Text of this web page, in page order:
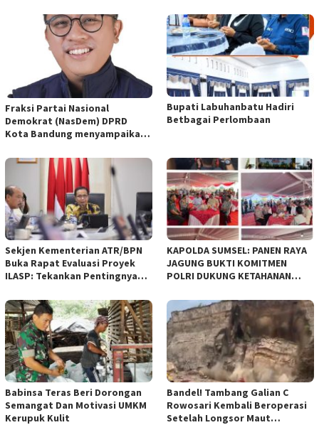
Fraksi Partai Nasional
Demokrat (NasDem) DPRD
Kota Bandung menyampaikan
empat Rancangan Peraturan
Daerah (Raperda) yang
diajukan Pemerintah Kota
Bandung
Bupati Labuhanbatu Hadiri
Betbagai Perlombaan
Sekjen Kementerian ATR/BPN
Buka Rapat Evaluasi Proyek
ILASP: Tekankan Pentingnya
Anggaran
KAPOLDA SUMSEL: PANEN RAYA
JAGUNG BUKTI KOMITMEN
POLRI DUKUNG KETAHANAN
Babinsa Teras Beri Dorongan
Semangat Dan Motivasi UMKM
Kerupuk Kulit
Bandel! Tambang Galian C
Rowosari Kembali Beroperasi
Setelah Longsor Maut